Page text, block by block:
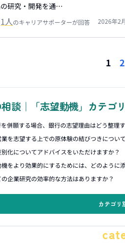
研究・開発を通…
1人のキャリアサポーターが回答 2026年2
1 2
談｜「志望動機」カテゴ
併願する場合、銀行の志望理由はどう整理
を志望する上での原体験の結びつきについ
化についてアドバイスをいただけますか？
をより効果的にするためには、どのように
企業研究の効率的な方法はありますか？
カテゴリ